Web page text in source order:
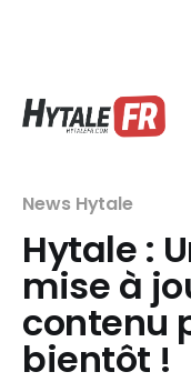
News Hytale
Hytale :
mise à
contenu
bientôt !